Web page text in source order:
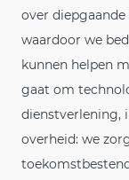
over
waardoor we
kunnen helpen
gaat om
dienstverlening,
overheid: we